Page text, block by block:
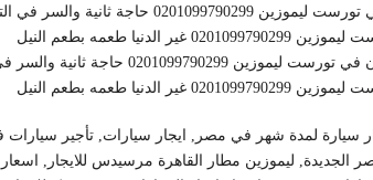
حاجة ثانية والسر في التفاصيل
غير الدنيا طعمه بطعم النيل
حاجة ثانية والسر في التفاصيل
غير الدنيا طعمه بطعم النيل
سيارة لمدة شهر في مصر, ايجار سيارات, تأجير
الجديدة, ليموزين مطار القاهرة مرسيدس للايجار,